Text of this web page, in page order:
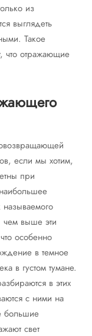
из
выглядеть
Такое
что отражающие
если мы хотим,
при
чем выше эти
особенно
в темное
в густом тумане.
в этих
с ними на
большие
свет